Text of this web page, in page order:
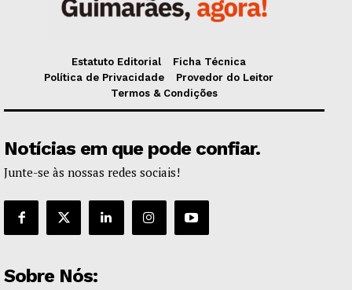
Estatuto Editorial
Ficha Técnica
Política de Privacidade
Provedor do Leitor
Termos & Condições
Notícias em que pode confiar.
Junte-se às nossas redes sociais!
Sobre Nós: